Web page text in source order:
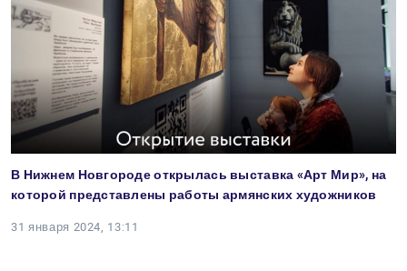
В Нижнем Новгороде открылась выставка «Арт Мир», на
которой представлены работы армянских художников
31 января 2024, 13:11